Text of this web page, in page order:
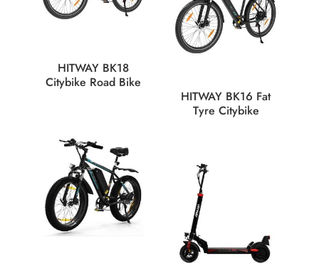
HITWAY BK18
Citybike Road Bike
HITWAY BK16 Fat
Tyre Citybike